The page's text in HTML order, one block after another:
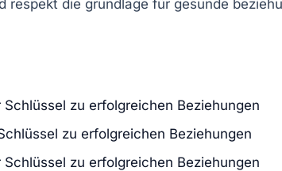
zu erfolgreichen Beziehungen
zu erfolgreichen Beziehungen
zu erfolgreichen Beziehungen